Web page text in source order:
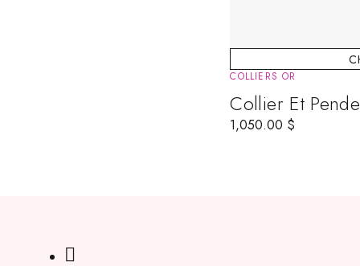
COLLIERS OR
Collier Et
1,050.00 $